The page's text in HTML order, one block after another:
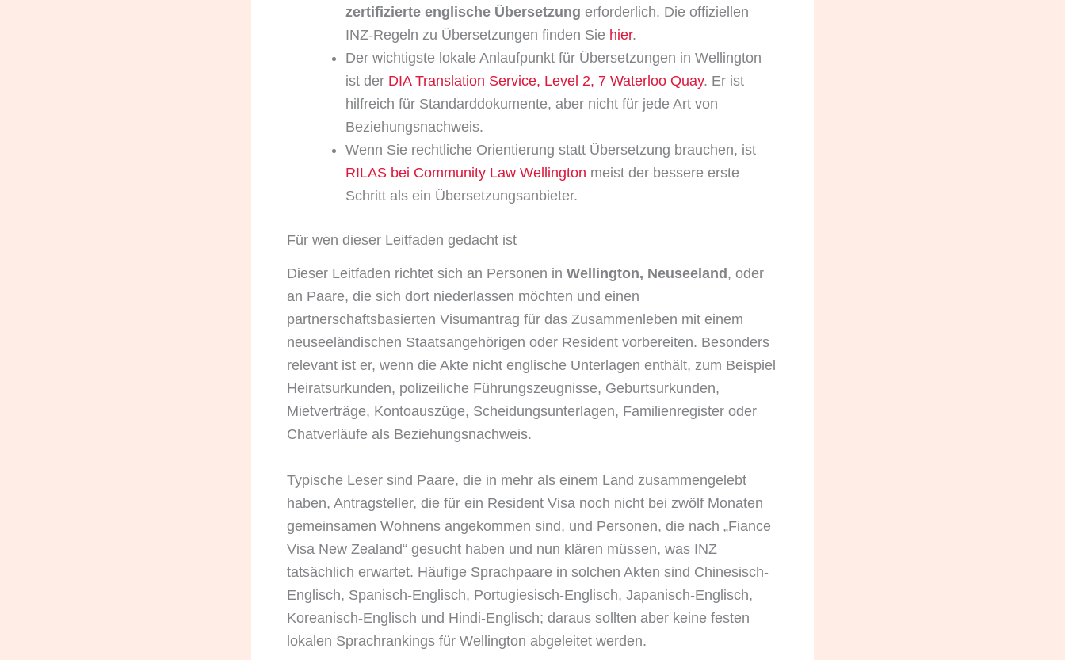
zertifizierte englische Übersetzung erforderlich. Die offiziellen
INZ-Regeln zu Übersetzungen finden Sie hier.
Der wichtigste lokale Anlaufpunkt für Übersetzungen in Wellington
ist der DIA Translation Service, Level 2, 7 Waterloo Quay. Er ist
hilfreich für Standarddokumente, aber nicht für jede Art von
Beziehungsnachweis.
Wenn Sie rechtliche Orientierung statt Übersetzung brauchen, ist
RILAS bei Community Law Wellington meist der bessere erste
Schritt als ein Übersetzungsanbieter.
Für wen dieser Leitfaden gedacht ist
Dieser Leitfaden richtet sich an Personen in Wellington, Neuseeland, oder
an Paare, die sich dort niederlassen möchten und einen
partnerschaftsbasierten Visumantrag für das Zusammenleben mit einem
neuseeländischen Staatsangehörigen oder Resident vorbereiten. Besonders
relevant ist er, wenn die Akte nicht englische Unterlagen enthält, zum Beispiel
Heiratsurkunden, polizeiliche Führungszeugnisse, Geburtsurkunden,
Mietverträge, Kontoauszüge, Scheidungsunterlagen, Familienregister oder
Chatverläufe als Beziehungsnachweis.
Typische Leser sind Paare, die in mehr als einem Land zusammengelebt
haben, Antragsteller, die für ein Resident Visa noch nicht bei zwölf Monaten
gemeinsamen Wohnens angekommen sind, und Personen, die nach „Fiance
Visa New Zealand“ gesucht haben und nun klären müssen, was INZ
tatsächlich erwartet. Häufige Sprachpaare in solchen Akten sind Chinesisch-
Englisch, Spanisch-Englisch, Portugiesisch-Englisch, Japanisch-Englisch,
Koreanisch-Englisch und Hindi-Englisch; daraus sollten aber keine festen
lokalen Sprachrankings für Wellington abgeleitet werden.